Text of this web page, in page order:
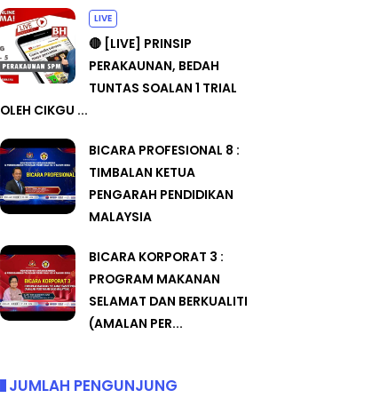
LIVE
🔴 [LIVE] PRINSIP
PERAKAUNAN, BEDAH
TUNTAS SOALAN 1 TRIAL
OLEH CIKGU ...
BICARA PROFESIONAL 8 :
TIMBALAN KETUA
PENGARAH PENDIDIKAN
MALAYSIA
BICARA KORPORAT 3 :
PROGRAM MAKANAN
SELAMAT DAN BERKUALITI
(AMALAN PER...
JUMLAH PENGUNJUNG